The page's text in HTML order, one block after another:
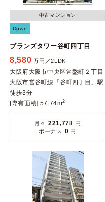
中古マンション
Down
ブランズタワー谷町四丁目
8,580 万円／2LDK
大阪府大阪市中央区常盤町２丁目
大阪市営谷町線「谷町四丁目」駅
徒歩3分
[専有面積] 57.74m2
月々 221,778 円
ボーナス
0 円